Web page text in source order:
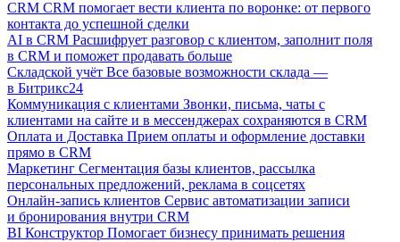
CRM CRM помогает вести клиента по воронке: от первого
контакта до успешной сделки
AI в CRM Расшифрует разговор с клиентом, заполнит поля
в CRM и поможет продавать больше
Складской учёт Все базовые возможности склада —
в Битрикс24
Коммуникация с клиентами Звонки, письма, чаты с
клиентами на сайте и в мессенджерах сохраняются в CRM
Оплата и Доставка Прием оплаты и оформление доставки
прямо в CRM
Маркетинг Сегментация базы клиентов, рассылка
персональных предложений, реклама в соцсетях
Онлайн-запись клиентов Сервис автоматизации записи
и бронирования внутри CRM
BI Конструктор Помогает бизнесу принимать решения